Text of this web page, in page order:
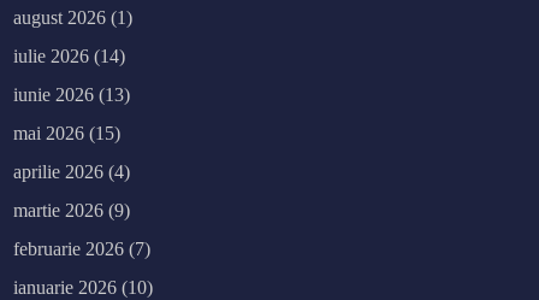
august 2026 (1)
iulie 2026 (14)
iunie 2026 (13)
mai 2026 (15)
aprilie 2026 (4)
martie 2026 (9)
februarie 2026 (7)
ianuarie 2026 (10)